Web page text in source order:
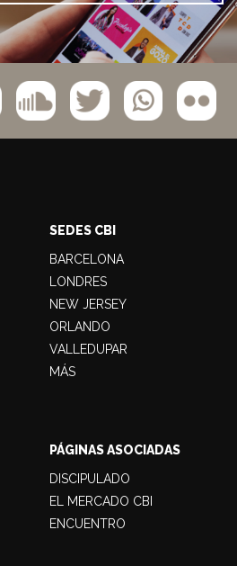
SEDES CBI
BARCELONA
LONDRES
NEW JERSEY
ORLANDO
VALLEDUPAR
MÁS
PÁGINAS ASOCIADAS
DISCIPULADO
EL MERCADO CBI
ENCUENTRO